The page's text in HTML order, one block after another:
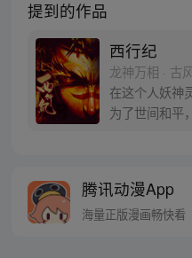
提到的作品
西行纪
龙神万相 · 古
在这个人妖神
为了世间和平
辞万难，找到
寻回徒弟们，
腾讯动漫App
海量正版漫画畅快看